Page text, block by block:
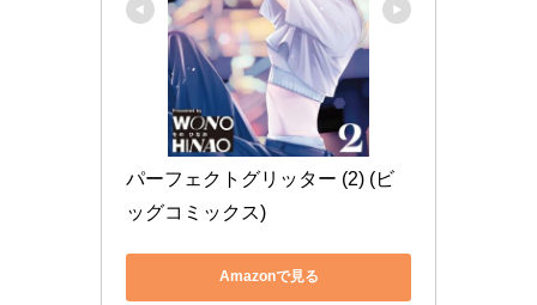
パーフェクトグリッター (2) (ビ
ッグコミックス)
Amazonで見る